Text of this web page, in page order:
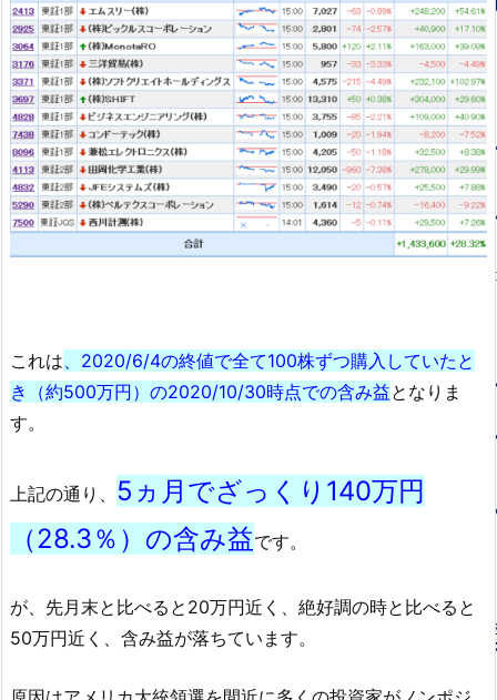
これは、2020/6/4の終値で全て100株ずつ購入していたと
き（約500万円）の2020/10/30時点での含み益となりま
す。
上記の通り、 5ヵ月でざっくり140万円
（28.3％）の含み益です。
が、先月末と比べると20万円近く、絶好調の時と比べると
50万円近く、含み益が落ちています。